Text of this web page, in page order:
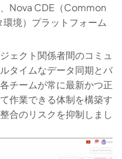
Nova CDE（Common
境）プラットフォーム
ェクト関係者間のコミュ
タイムなデータ同期とバ
チームが常に最新かつ正
作業できる体制を構築す
合のリスクを抑制しまし